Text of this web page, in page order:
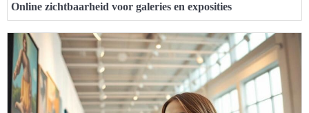
Online zichtbaarheid voor galeries en exposities